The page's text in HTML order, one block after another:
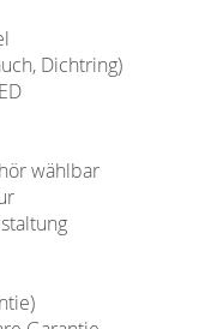
Dichtring)
wählbar